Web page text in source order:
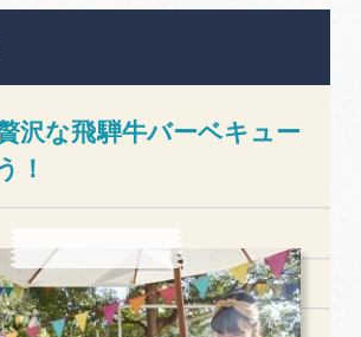
沢な飛騨牛バーベキュー
！